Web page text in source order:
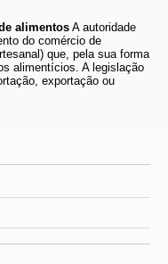
alimentos A autoridade
do comércio de
que, pela sua forma
alimentícios. A legislação
exportação ou